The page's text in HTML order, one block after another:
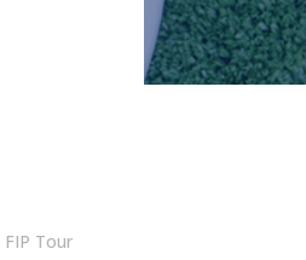
FIP Tour